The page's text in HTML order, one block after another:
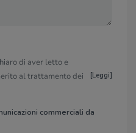
di aver letto e
al trattamento dei
[Leggi]
commerciali da